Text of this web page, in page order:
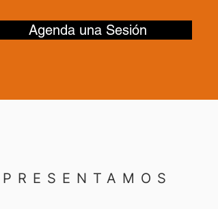
Agenda una Sesión
PRESENTAMOS​